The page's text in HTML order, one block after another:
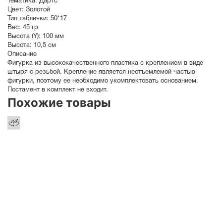
Цвет: Золотой
Тип таблички: 50*17
Вес: 45 гр
Высота (Y): 100 мм
Высота:
10,5 см
Описание
Фигурка из высококачественного пластика с креплением в виде
штыря с резьбой. Крепление является неотъемлемой частью
фигурки, поэтому ее необходимо укомплектовать основанием.
Постамент в комплект не входит.
Похожие товары